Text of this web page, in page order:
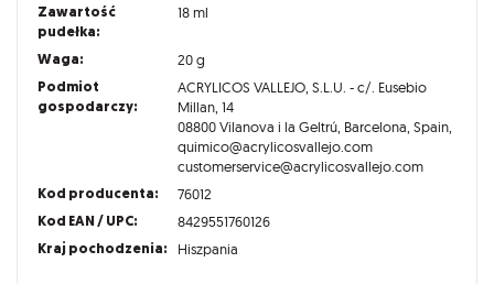
Zawartość
pudełka:
18 ml
Waga: 20 g
Podmiot
gospodarczy:
ACRYLICOS VALLEJO, S.L.U. - c/. Eusebio
Millan, 14
08800 Vilanova i la Geltrú, Barcelona, Spain,
quimico@acrylicosvallejo.com
customerservice@acrylicosvallejo.com
Kod producenta: 76012
Kod EAN / UPC: 8429551760126
Kraj pochodzenia: Hiszpania